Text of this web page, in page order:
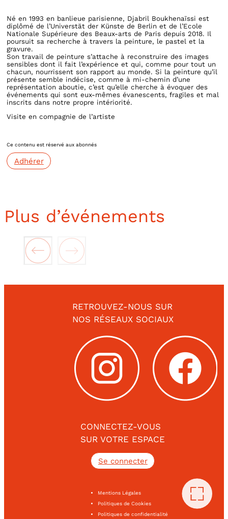
Né en 1993 en banlieue parisienne, Djabril Boukhenaïssi est
diplômé de l’Universtät der Künste de Berlin et de l’Ecole
Nationale Supérieure des Beaux-arts de Paris depuis 2018. Il
poursuit sa recherche à travers la peinture, le pastel et la
gravure.
Son travail de peinture s’attache à reconstruire des images
sensibles dont il fait l’expérience et qui, comme pour tout un
chacun, nourrissent son rapport au monde. Si la peinture qu’il
présente semble indécise, comme à mi-chemin d’une
représentation aboutie, c’est qu’elle cherche à évoquer des
événements qui sont eux-mêmes évanescents, fragiles et mal
inscrits dans notre propre intériorité.
Visite en compagnie de l’artiste
Ce contenu est réservé aux abonnés
Adhérer
Plus d’événements
RETROUVEZ-NOUS SUR
NOS RÉSEAUX SOCIAUX
CONNECTEZ-VOUS
SUR VOTRE ESPACE
Se connecter
Mentions Légales
Politiques de Cookies
Politiques de confidentialité